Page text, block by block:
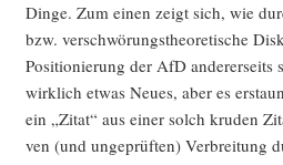
Din­ge. Zum einen zeigt sich, wie
bzw. ver­schwö­rungs­theo­re­ti­sche
Posi­tio­nie­rung der AfD ande­rer­seits
wirk­lich etwas Neu­es, aber es
ein „Zitat“ aus einer solch kru­den
ven (und unge­prüf­ten) Ver­brei­tung